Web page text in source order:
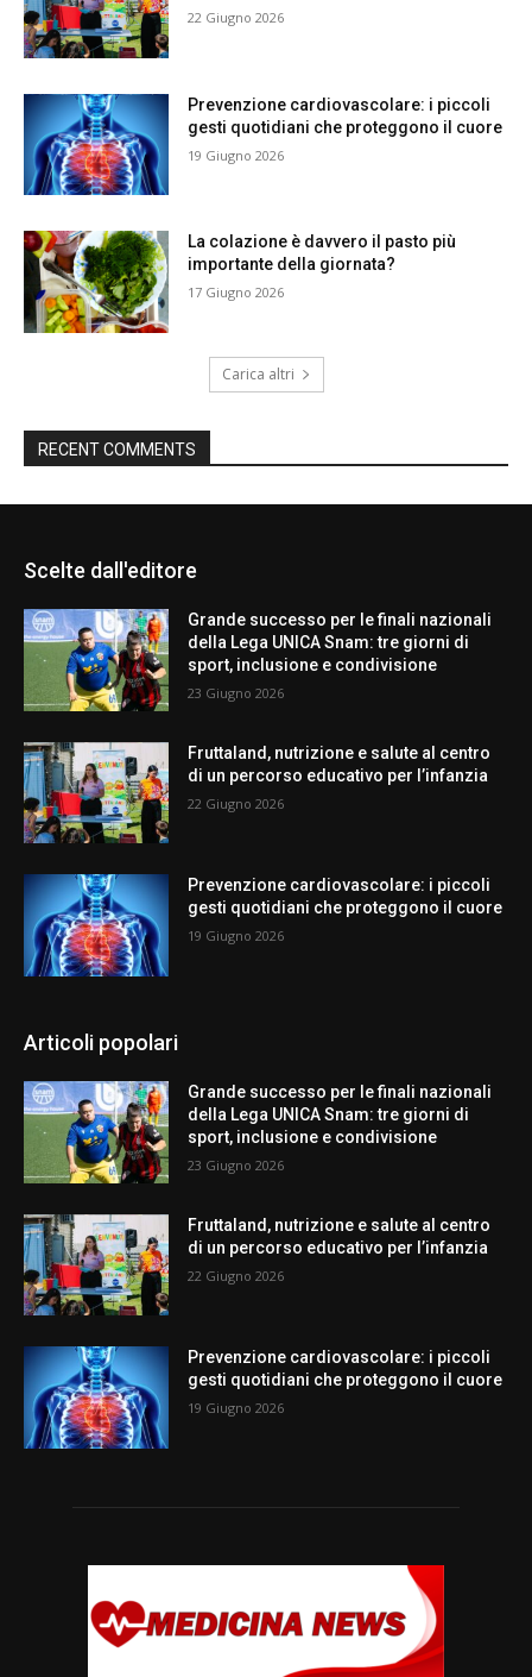
22 Giugno 2026
Prevenzione cardiovascolare: i piccoli
gesti quotidiani che proteggono il cuore
19 Giugno 2026
La colazione è davvero il pasto più
importante della giornata?
17 Giugno 2026
Carica altri
RECENT COMMENTS
Scelte dall'editore
Grande successo per le finali nazionali
della Lega UNICA Snam: tre giorni di
sport, inclusione e condivisione
23 Giugno 2026
Fruttaland, nutrizione e salute al centro
di un percorso educativo per l’infanzia
22 Giugno 2026
Prevenzione cardiovascolare: i piccoli
gesti quotidiani che proteggono il cuore
19 Giugno 2026
Articoli popolari
Grande successo per le finali nazionali
della Lega UNICA Snam: tre giorni di
sport, inclusione e condivisione
23 Giugno 2026
Fruttaland, nutrizione e salute al centro
di un percorso educativo per l’infanzia
22 Giugno 2026
Prevenzione cardiovascolare: i piccoli
gesti quotidiani che proteggono il cuore
19 Giugno 2026